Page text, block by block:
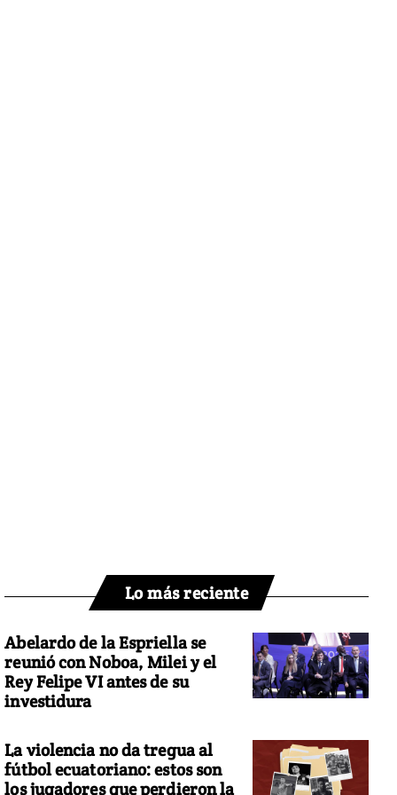
Lo más reciente
Abelardo de la Espriella se
reunió con Noboa, Milei y el
Rey Felipe VI antes de su
investidura
La violencia no da tregua al
fútbol ecuatoriano: estos son
los jugadores que perdieron la